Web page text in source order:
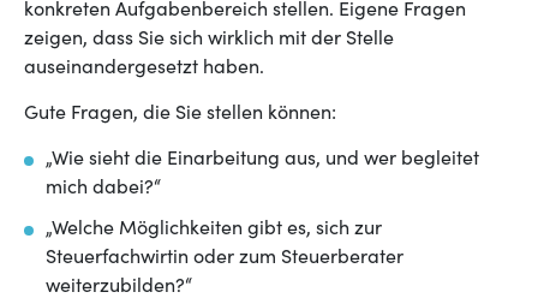
konkreten Aufgabenbereich stellen. Eigene Fragen
zeigen, dass Sie sich wirklich mit der Stelle
auseinandergesetzt haben.
Gute Fragen, die Sie stellen können:
„Wie sieht die Einarbeitung aus, und wer begleitet
mich dabei?“
„Welche Möglichkeiten gibt es, sich zur
Steuerfachwirtin oder zum Steuerberater
weiterzubilden?“